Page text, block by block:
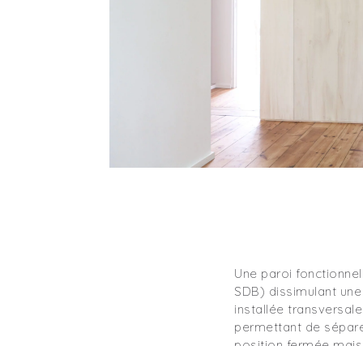
Une paroi
SDB) dissimulant
installée
permettant de